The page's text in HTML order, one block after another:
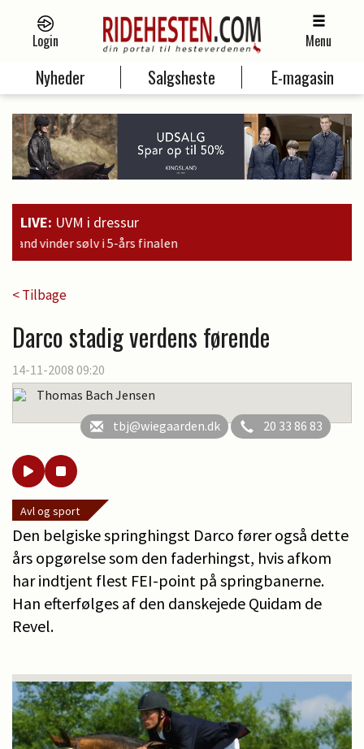
Login Menu
Nyheder Salgsheste E-magasin
LIVE: UVM i dressur
< Tilbage
Darco stadig verdens førende
14-11-2008 09:20
Thomas Bach Jensen
tbj@wiegaarden.dk
20 33 86 83
Avl og sport
Den belgiske springhingst Darco fører også dette
års opgørelse som den faderhingst, hvis afkom
har indtjent flest FEI-point på springbanerne.
Han efterfølges af den danskejede Quidam de
Revel.